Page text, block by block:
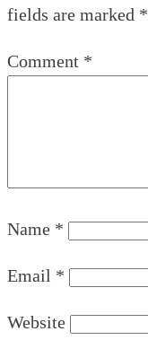
fields are marked *
Comment *
Name *
Email *
Website